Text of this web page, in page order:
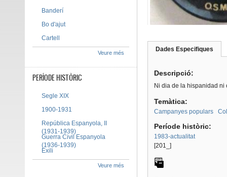
Dades Especifiques
Descripció:
Ni dia de la hispanidad
Temàtica:
Campanyes populars
Període històric:
1983-actualitat
[201_]
Banderí
Bo d'ajut
Cartell
Veure més
PERÍODE HISTÒRIC
Segle XIX
1900-1931
República Espanyola, II
(1931-1939)
Guerra Civil Espanyola
(1936-1939)
Exili
Veure més